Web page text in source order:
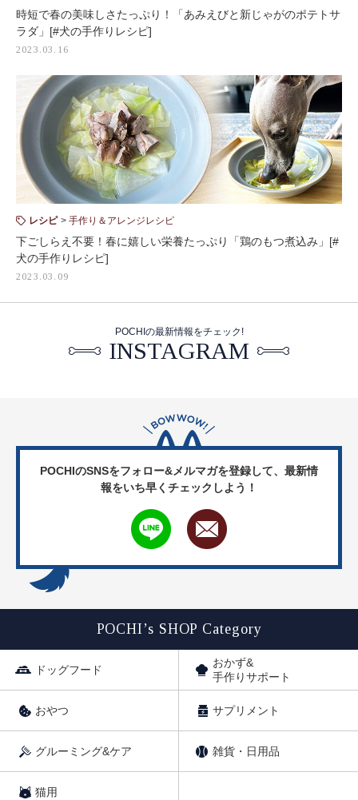
時短で春の美味しさたっぷり！「あみえびと新じゃがのポテトサ
ラダ」[#犬の手作りレシピ]
2023.03.16
レシピ 手作り＆アレンジレシピ
下ごしらえ不要！春に嬉しい栄養たっぷり「鶏のもつ煮込み」[#
犬の手作りレシピ]
2023.03.09
POCHIの最新情報をチェック!
INSTAGRAM
POCHIのSNSをフォロー&メルマガを登録して、 最新情
報をいち早くチェックしよう！
POCHI’s SHOP Category
ドッグフード
おかず&
手作りサポート
おやつ サプリメント
グルーミング&ケア 雑貨・日用品
猫用